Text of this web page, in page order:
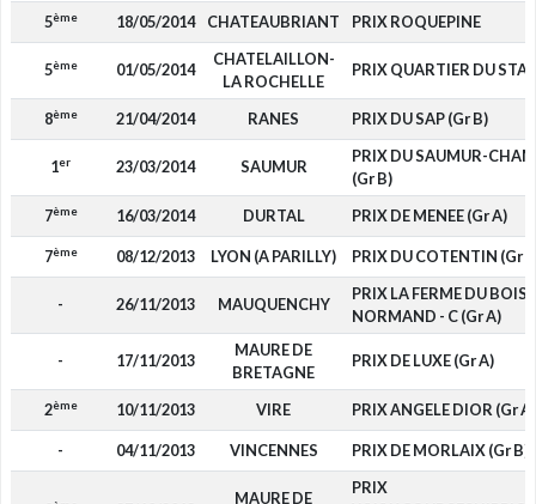
5ème 18/05/2014 CHATEAUBRIANT PRIX ROQUEPINE
5ème 01/05/2014
CHATELAILLON-
LA ROCHELLE
PRIX QUARTIER DU
8ème 21/04/2014 RANES PRIX DU SAP (Gr B)
1er 23/03/2014 SAUMUR
PRIX DU SAUMUR-
(Gr B)
7ème 16/03/2014 DURTAL PRIX DE MENEE (Gr A)
7ème 08/12/2013 LYON (A PARILLY) PRIX DU COTENTIN (Gr
- 26/11/2013 MAUQUENCHY
PRIX LA FERME DU BOIS
NORMAND - C (Gr A)
- 17/11/2013
MAURE DE
BRETAGNE
PRIX DE LUXE (Gr A)
2ème 10/11/2013 VIRE PRIX ANGELE DIOR (Gr A)
- 04/11/2013 VINCENNES PRIX DE MORLAIX (Gr B)
MAURE DE
PRIX